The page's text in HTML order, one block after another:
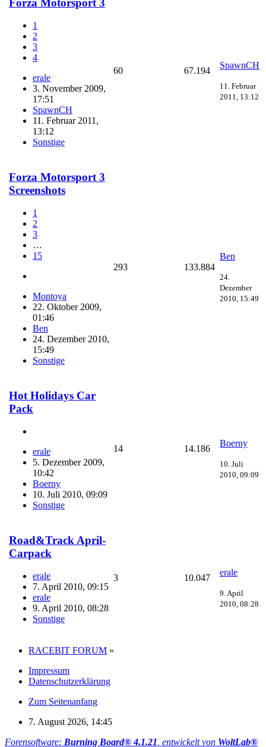
1
2
3
4
erale
3. November 2009,
17:51
SpawnCH
11. Februar 2011,
13:12
Sonstige
60 67.194
SpawnCH
11. Februar
2011, 13:12
Forza Motorsport 3
Screenshots
1
2
3
…
15
Montoya
22. Oktober 2009,
01:46
Ben
24. Dezember 2010,
15:49
Sonstige
293 133.884
Ben
24.
Dezember
2010, 15:49
Hot Holidays Car
Pack
erale
5. Dezember 2009,
10:42
Boerny
10. Juli 2010, 09:09
Sonstige
14 14.186
Boerny
10. Juli
2010, 09:09
Road&Track April-
Carpack
erale
7. April 2010, 09:15
erale
9. April 2010, 08:28
Sonstige
3 10.047
erale
9. April
2010, 08:28
RACEBIT FORUM »
Impressum
Datenschutzerklärung
Zum Seitenanfang
7. August 2026, 14:45
Forensoftware: Burning Board® 4.1.21 , entwickelt von WoltLab®